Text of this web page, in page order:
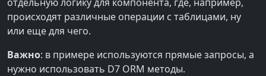
происходят различные операции с таблицами, ну
или еще для чего.
Важно: в примере используются прямые запросы, а
нужно использовать D7 ORM методы.